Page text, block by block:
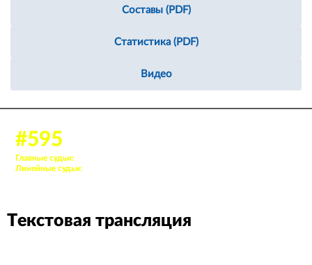
Составы (PDF)
Статистика (PDF)
Видео
#595
Главные судьи:
Линейные судьи:
Текстовая трансляция